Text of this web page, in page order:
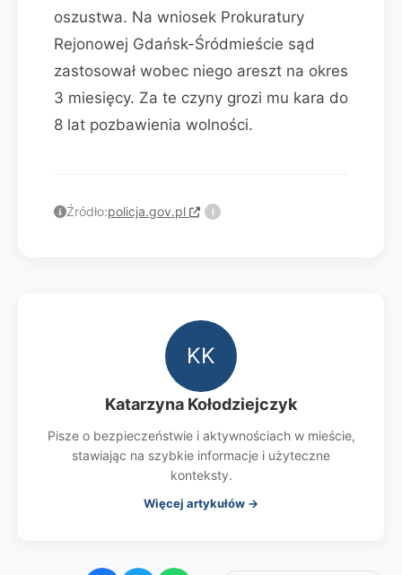
oszustwa. Na wniosek Prokuratury
Rejonowej Gdańsk-Śródmieście sąd
zastosował wobec niego areszt na okres
3 miesięcy. Za te czyny grozi mu kara do
8 lat pozbawienia wolności.
Źródło:policja.gov.pl i
KK
Katarzyna Kołodziejczyk
Pisze o bezpieczeństwie i aktywnościach w mieście,
stawiając na szybkie informacje i użyteczne
konteksty.
Więcej artykułów →